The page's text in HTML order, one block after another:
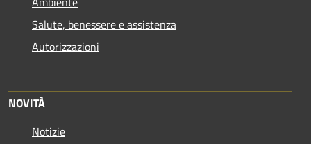
Salute, benessere e assistenza
Autorizzazioni
NOVITÀ
Notizie